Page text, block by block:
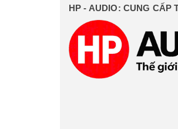
HP - AUDIO: CUNG CẤP